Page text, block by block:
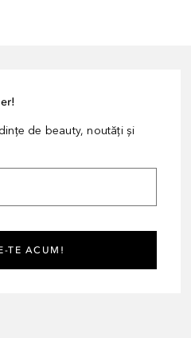
de beauty, noutăți și
TE ACUM!